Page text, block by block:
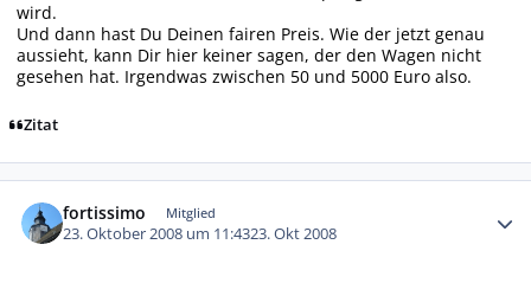
wird.
Und dann hast Du Deinen fairen Preis. Wie der jetzt genau
aussieht, kann Dir hier keiner sagen, der den Wagen nicht
gesehen hat. Irgendwas zwischen 50 und 5000 Euro also.
Zitat
fortissimo Mitglied
23. Oktober 2008 um 11:4323. Okt 2008